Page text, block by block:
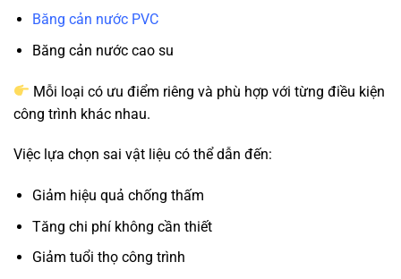
Băng cản nước PVC
Băng cản nước cao su
Mỗi loại có ưu điểm riêng và phù hợp với từng điều kiện
công trình khác nhau.
Việc lựa chọn sai vật liệu có thể dẫn đến:
Giảm hiệu quả chống thấm
Tăng chi phí không cần thiết
Giảm tuổi thọ công trình